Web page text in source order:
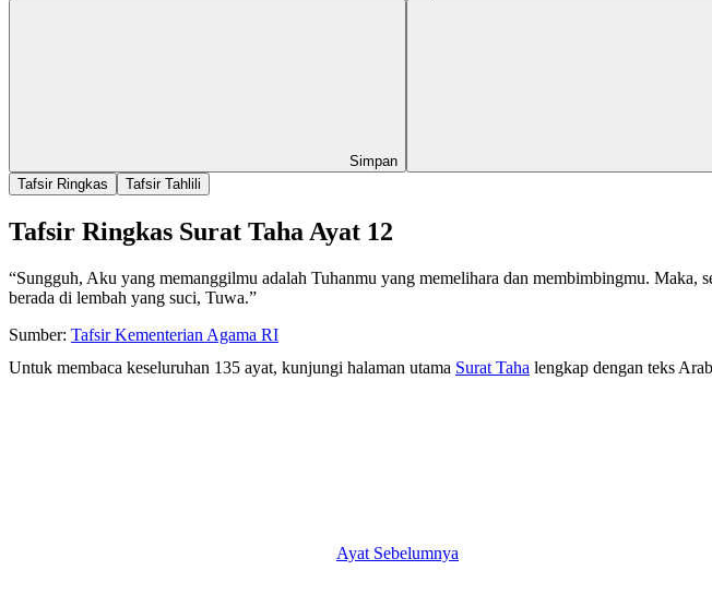
Simpan
Tafsir Ringkas
Tafsir Tahlili
Tafsir Ringkas Surat Taha Ayat 12
“Sungguh, Aku yang memanggilmu adalah Tuhanmu yang memelihara dan membimbingmu. Maka,
berada di lembah yang suci, Tuwa.”
Sumber: Tafsir Kementerian Agama RI
Untuk membaca keseluruhan 135 ayat, kunjungi halaman utama Surat Taha lengkap dengan teks
Ayat Sebelumnya